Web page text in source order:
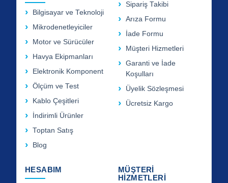
Bilgisayar ve Teknoloji
Mikrodenetleyiciler
Motor ve Sürücüler
Havya Ekipmanları
Elektronik Komponent
Ölçüm ve Test
Kablo Çeşitleri
İndirimli Ürünler
Toptan Satış
Blog
Sipariş Takibi
Arıza Formu
İade Formu
Müşteri Hizmetleri
Garanti ve İade
Koşulları
Üyelik Sözleşmesi
Ücretsiz Kargo
HESABIM
MÜŞTERİ
HİZMETLERİ